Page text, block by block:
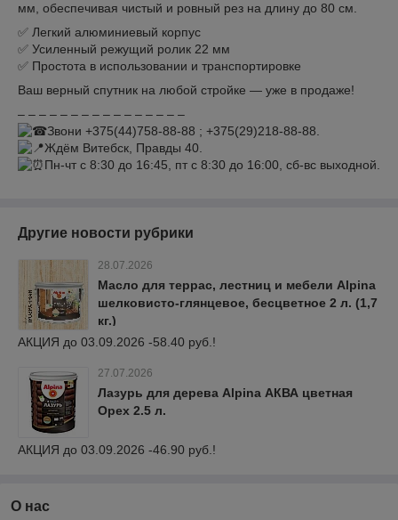
мм, обеспечивая чистый и ровный рез на длину до 80 см.
✅ Легкий алюминиевый корпус
✅ Усиленный режущий ролик 22 мм
✅ Простота в использовании и транспортировке
Ваш верный спутник на любой стройке — уже в продаже!
– – – – – – – – – – – – – – – –
Звони +375(44)758-88-88 ; +375(29)218-88-88.
Ждём Витебск, Правды 40.
Пн-чт с 8:30 до 16:45, пт с 8:30 до 16:00, сб-вс выходной.
Другие новости рубрики
28.07.2026
Масло для террас, лестниц и мебели Alpina
шелковисто-глянцевое, бесцветное 2 л. (1,7
кг.)
АКЦИЯ до 03.09.2026 -58.40 руб.!
27.07.2026
Лазурь для дерева Alpina АКВА цветная
Орех 2.5 л.
АКЦИЯ до 03.09.2026 -46.90 руб.!
О нас